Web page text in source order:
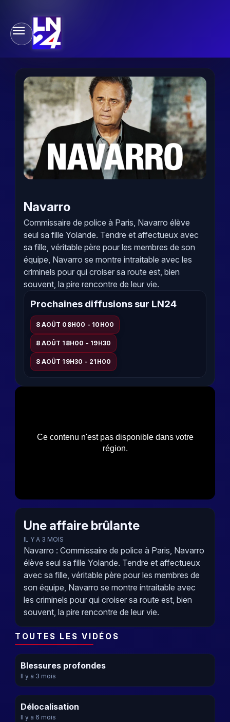
Navarro
Commissaire de police à Paris, Navarro élève
seul sa fille Yolande. Tendre et affectueux avec
sa fille, véritable père pour les membres de son
équipe, Navarro se montre intraitable avec les
criminels pour qui croiser sa route est, bien
souvent, la pire rencontre de leur vie.
Prochaines diffusions sur LN24
8 AOÛT 08H00 - 10H00
8 AOÛT 18H00 - 19H30
8 AOÛT 19H30 - 21H00
Une affaire brûlante
IL Y A 3 MOIS
Navarro : Commissaire de police à Paris, Navarro
élève seul sa fille Yolande. Tendre et affectueux
avec sa fille, véritable père pour les membres de
son équipe, Navarro se montre intraitable avec
les criminels pour qui croiser sa route est, bien
souvent, la pire rencontre de leur vie.
TOUTES LES VIDÉOS
Blessures profondes
Il y a 3 mois
Délocalisation
Il y a 6 mois